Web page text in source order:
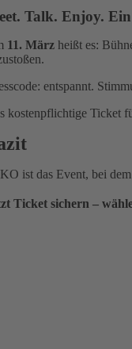
Talk. Enjoy.
11. März heißt es:
entspannt.
kostenpflichtige Ticket
ist das Event, bei
Ticket sichern –